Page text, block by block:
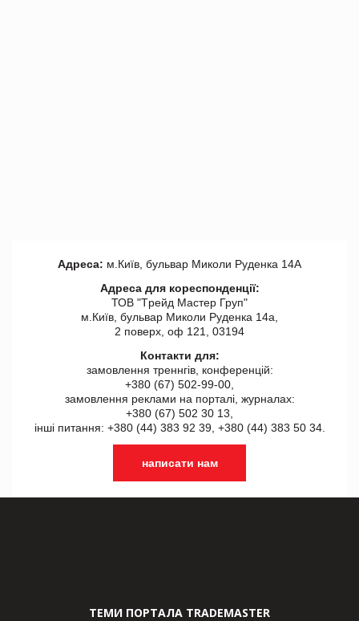
Адреса: м.Київ, бульвар Миколи Руденка 14А
Адреса для кореспонденції:
ТОВ "Tрейд Мастер Груп"
м.Київ, бульвар Миколи Руденка 14а,
2 поверх, оф 121, 03194
Контакти для:
замовлення треннгів, конференцій:
+380 (67) 502-99-00,
замовлення реклами на порталі, журналах:
+380 (67) 502 30 13,
інші питання: +380 (44) 383 92 39, +380 (44) 383 50 34.
написати нам
ТЕМИ ПОРТАЛА TRADEMASTER